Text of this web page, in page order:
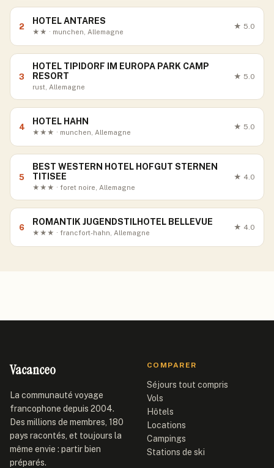
2
HOTEL ANTARES
★★ · munchen, Allemagne
★ 5.0
3
HOTEL TIPIDORF IM EUROPA PARK CAMP
RESORT
rust, Allemagne
★ 5.0
4
HOTEL HAHN
★★★ · munchen, Allemagne
★ 5.0
5
BEST WESTERN HOTEL HOFGUT STERNEN
TITISEE
★★★ · foret noire, Allemagne
★ 4.0
6
ROMANTIK JUGENDSTILHOTEL BELLEVUE
★★★ · francfort-hahn, Allemagne
★ 4.0
Vacanceo
La communauté voyage
francophone depuis 2004.
Des millions de membres, 180
pays racontés, et toujours la
même envie : partir bien
préparés.
COMPARER
Séjours tout compris
Vols
Hôtels
Locations
Campings
Stations de ski